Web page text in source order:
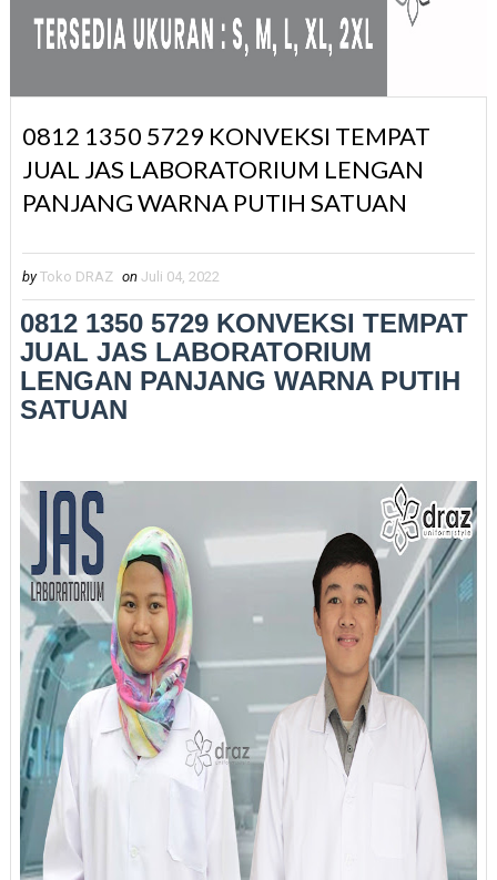
0812 1350 5729 KONVEKSI TEMPAT
JUAL JAS LABORATORIUM LENGAN
PANJANG WARNA PUTIH SATUAN
by Toko DRAZ on Juli 04, 2022
0812 1350 5729 KONVEKSI TEMPAT
JUAL JAS LABORATORIUM
LENGAN PANJANG WARNA PUTIH
SATUAN